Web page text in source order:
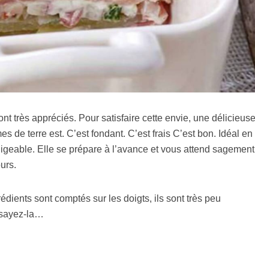
très appréciés. Pour satisfaire cette envie, une délicieuse
de terre est. C’est fondant. C’est frais C’est bon. Idéal en
Elle se prépare à l’avance et vous attend
sont comptés sur les doigts, ils sont très peu
la…